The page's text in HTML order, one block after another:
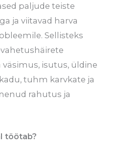
paljude teiste
ja viitavad harva
Sellisteks
isutus, üldine
tuhm karvkate ja
rahutus ja
töötab?